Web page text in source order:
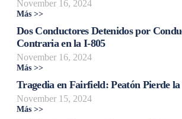
November 16, 2024
Más >>
Dos Conductores Detenidos por
Contraria en la I-805
November 16, 2024
Más >>
Tragedia en Fairfield: Peatón Pierde
November 15, 2024
Más >>